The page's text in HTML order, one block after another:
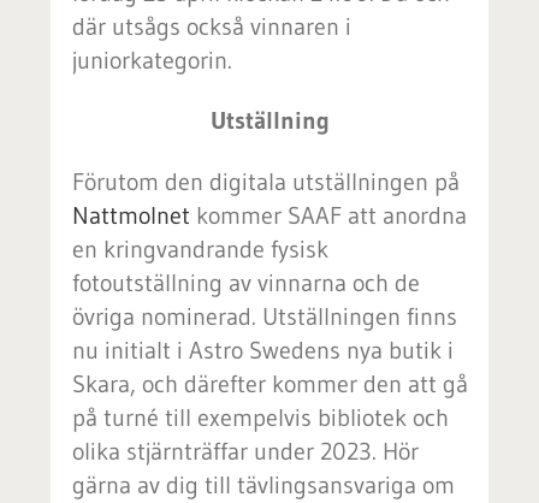
där utsågs också vinnaren i
juniorkategorin.
Utställning
Förutom den digitala utställningen på
Nattmolnet kommer SAAF att anordna
en kringvandrande fysisk
fotoutställning av vinnarna och de
övriga nominerad. Utställningen finns
nu initialt i Astro Swedens nya butik i
Skara, och därefter kommer den att gå
på turné till exempelvis bibliotek och
olika stjärnträffar under 2023. Hör
gärna av dig till tävlingsansvariga om